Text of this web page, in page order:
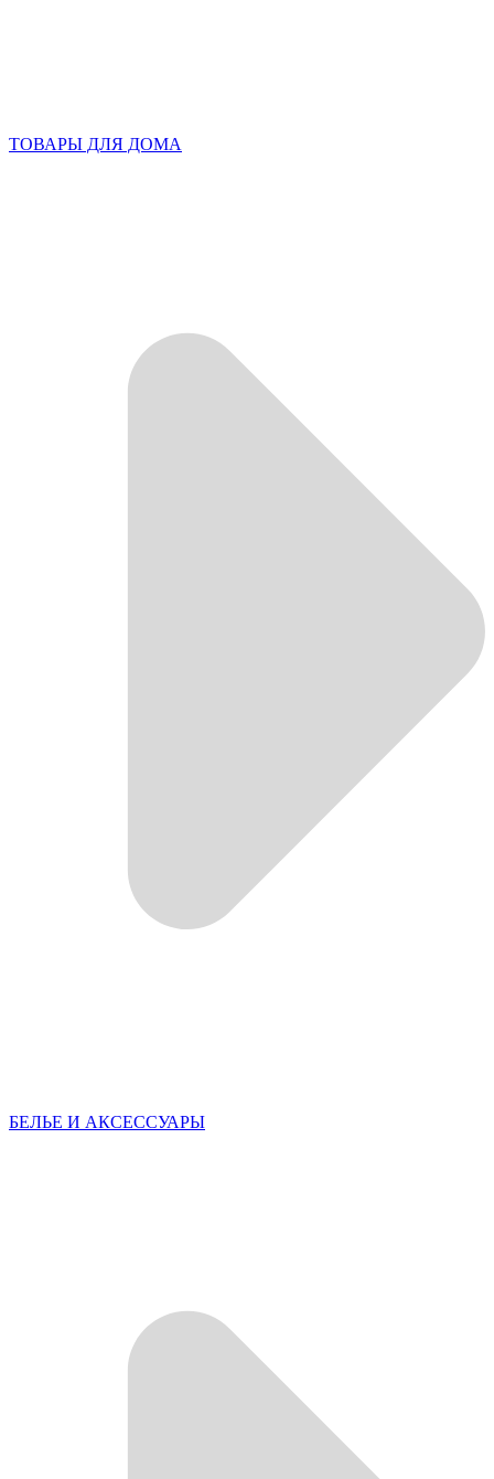
ТОВАРЫ ДЛЯ ДОМА
БЕЛЬЕ И АКСЕССУАРЫ